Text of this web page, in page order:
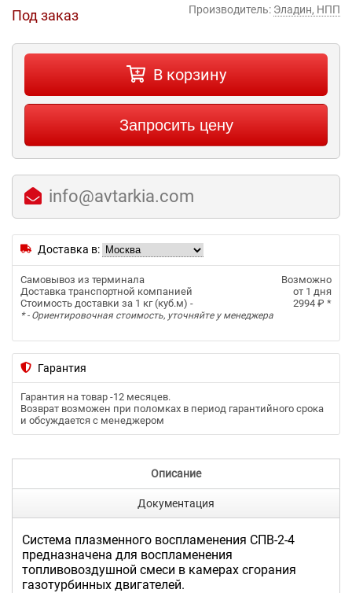
Под заказ Производитель: Эладин, НПП
В корзину
Запросить цену
info@avtarkia.com
Доставка в:
Самовывоз из терминала
Возможно
Доставка транспортной компанией
от 1 дня
Стоимость доставки за 1 кг (куб.м) -
2994 ₽ *
* - Ориентировочная стоимость, уточняйте у менеджера
Гарантия
Гарантия на товар -12 месяцев.
Возврат возможен при поломках в период гарантийного срока
и обсуждается с менеджером
Описание
Документация
Система плазменного воспламенения СПВ-2-4
предназначена для воспламенения
топливовоздушной смеси в камерах сгорания
газотурбинных двигателей.